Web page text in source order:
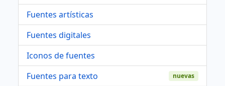
Fuentes artísticas
Fuentes digitales
Iconos de fuentes
Fuentes para texto
nuevas